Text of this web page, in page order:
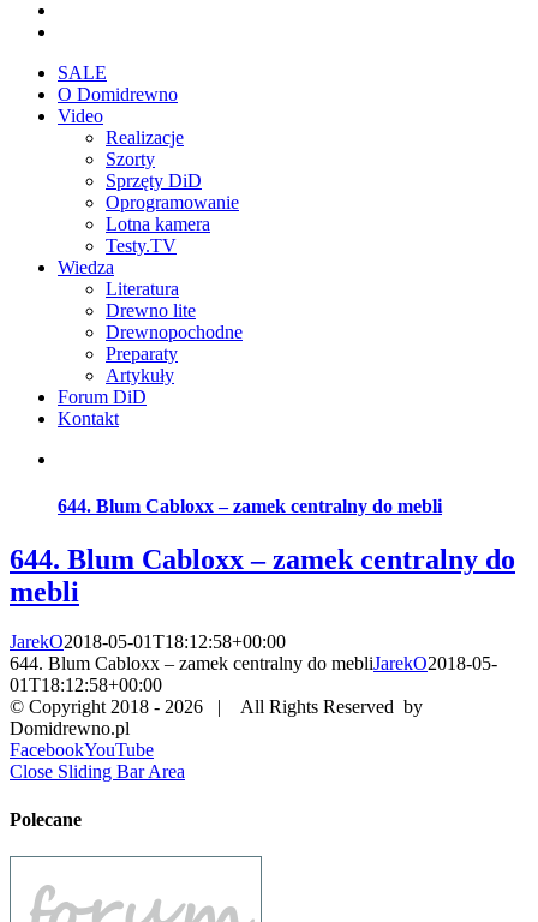
SALE
O Domidrewno
Video
Realizacje
Szorty
Sprzęty DiD
Oprogramowanie
Lotna kamera
Testy.TV
Wiedza
Literatura
Drewno lite
Drewnopochodne
Preparaty
Artykuły
Forum DiD
Kontakt
644. Blum Cabloxx – zamek centralny do mebli
644. Blum Cabloxx – zamek centralny do
mebli
JarekO2018-05-01T18:12:58+00:00
644. Blum Cabloxx – zamek centralny do mebliJarekO2018-05-
01T18:12:58+00:00
© Copyright 2018 - 2026 | All Rights Reserved by
Domidrewno.pl
FacebookYouTube
Close Sliding Bar Area
Polecane